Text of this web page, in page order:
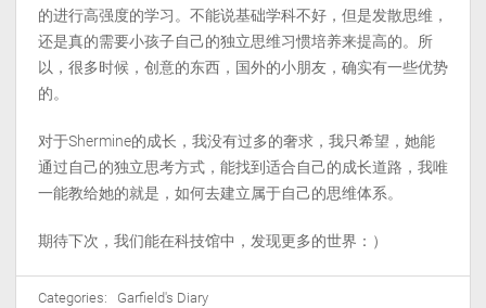
的进行高强度的学习。不能说基础学科不好，但是发散思维，
还是真的需要小孩子自己的独立思维习惯培养来提高的。所
以，很多时候，创意的东西，国外的小朋友，确实有一些优势
的。
对于Shermine的成长，我没有过多的奢求，我只希望，她能
通过自己的独立思考方式，能找到适合自己的成长道路，我唯
一能教给她的就是，如何去建立属于自己的思维体系。
期待下次，我们能在科技馆中，发现更多的世界：）
Categories: Garfield's Diary